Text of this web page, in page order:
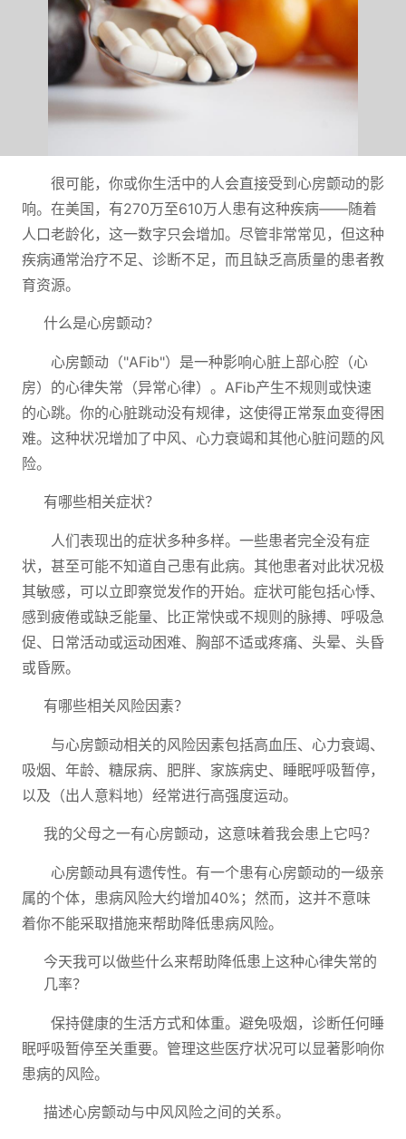
很可能，你或你生活中的人会直接受到心房颤动的影
响。在美国，有270万至610万人患有这种疾病——随着
人口老龄化，这一数字只会增加。尽管非常常见，但这种
疾病通常治疗不足、诊断不足，而且缺乏高质量的患者教
育资源。
什么是心房颤动？
心房颤动（"AFib"）是一种影响心脏上部心腔（心
房）的心律失常（异常心律）。AFib产生不规则或快速
的心跳。你的心脏跳动没有规律，这使得正常泵血变得困
难。这种状况增加了中风、心力衰竭和其他心脏问题的风
险。
有哪些相关症状？
人们表现出的症状多种多样。一些患者完全没有症
状，甚至可能不知道自己患有此病。其他患者对此状况极
其敏感，可以立即察觉发作的开始。症状可能包括心悸、
感到疲倦或缺乏能量、比正常快或不规则的脉搏、呼吸急
促、日常活动或运动困难、胸部不适或疼痛、头晕、头昏
或昏厥。
有哪些相关风险因素？
与心房颤动相关的风险因素包括高血压、心力衰竭、
吸烟、年龄、糖尿病、肥胖、家族病史、睡眠呼吸暂停，
以及（出人意料地）经常进行高强度运动。
我的父母之一有心房颤动，这意味着我会患上它吗？
心房颤动具有遗传性。有一个患有心房颤动的一级亲
属的个体，患病风险大约增加40%；然而，这并不意味
着你不能采取措施来帮助降低患病风险。
今天我可以做些什么来帮助降低患上这种心律失常的
几率？
保持健康的生活方式和体重。避免吸烟，诊断任何睡
眠呼吸暂停至关重要。管理这些医疗状况可以显著影响你
患病的风险。
描述心房颤动与中风风险之间的关系。